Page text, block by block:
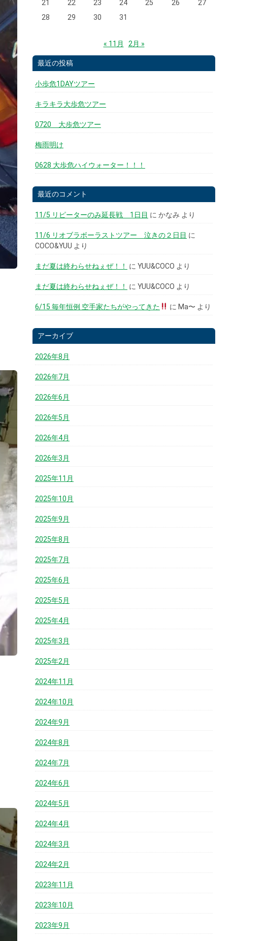
21
22 23 24 25 26
27
28
29 30 31
« 11月 2月 »
最近の投稿
小歩危1DAYツアー
キラキラ大歩危ツアー
0720 大歩危ツアー
梅雨明け
0628 大歩危ハイウォーター！！！
最近のコメント
11/5 リピーターのみ延長戦 1日目 に かなみ より
11/6 リオブラボーラストツアー 泣きの２日目 に
COCO&YUU より
まだ夏は終わらせねぇぜ！！ に YUU&COCO より
まだ夏は終わらせねぇぜ！！ に YUU&COCO より
6/15 毎年恒例 空手家たちがやってきた に Ma〜 より
アーカイブ
2026年8月
2026年7月
2026年6月
2026年5月
2026年4月
2026年3月
2025年11月
2025年10月
2025年9月
2025年8月
2025年7月
2025年6月
2025年5月
2025年4月
2025年3月
2025年2月
2024年11月
2024年10月
2024年9月
2024年8月
2024年7月
2024年6月
2024年5月
2024年4月
2024年3月
2024年2月
2023年11月
2023年10月
2023年9月